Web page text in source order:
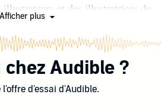
illustrateurs et des illustratrices de
traduits dans le monde entier.
Afficher plus
chez Audible ?
l'offre d'essai d'Audible.